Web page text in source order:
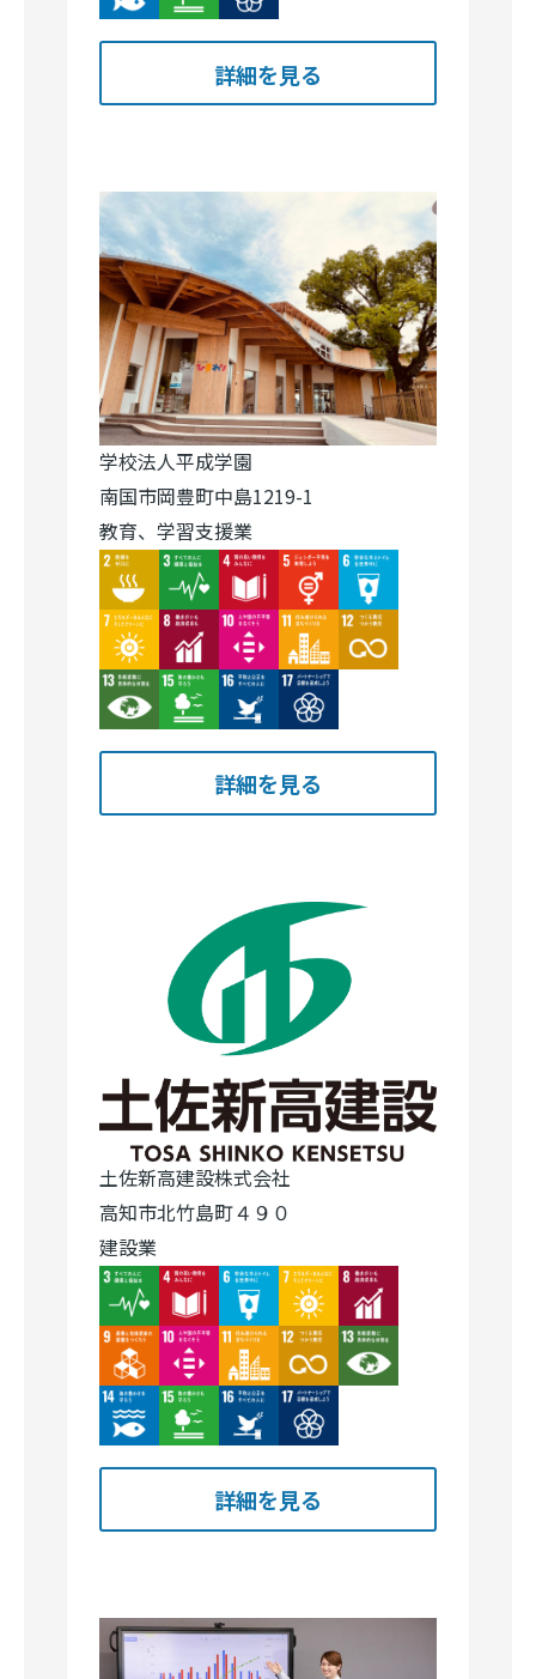
詳細を見る
学校法人平成学園
南国市岡豊町中島1219-1
教育、学習支援業
Image
Image Image Image Image
Image Image Image Image Image
Image Image Image Image
詳細を見る
土佐新高建設株式会社
高知市北竹島町４９０
建設業
Image
Image Image Image Image
Image Image Image Image Image
Image Image Image Image
詳細を見る